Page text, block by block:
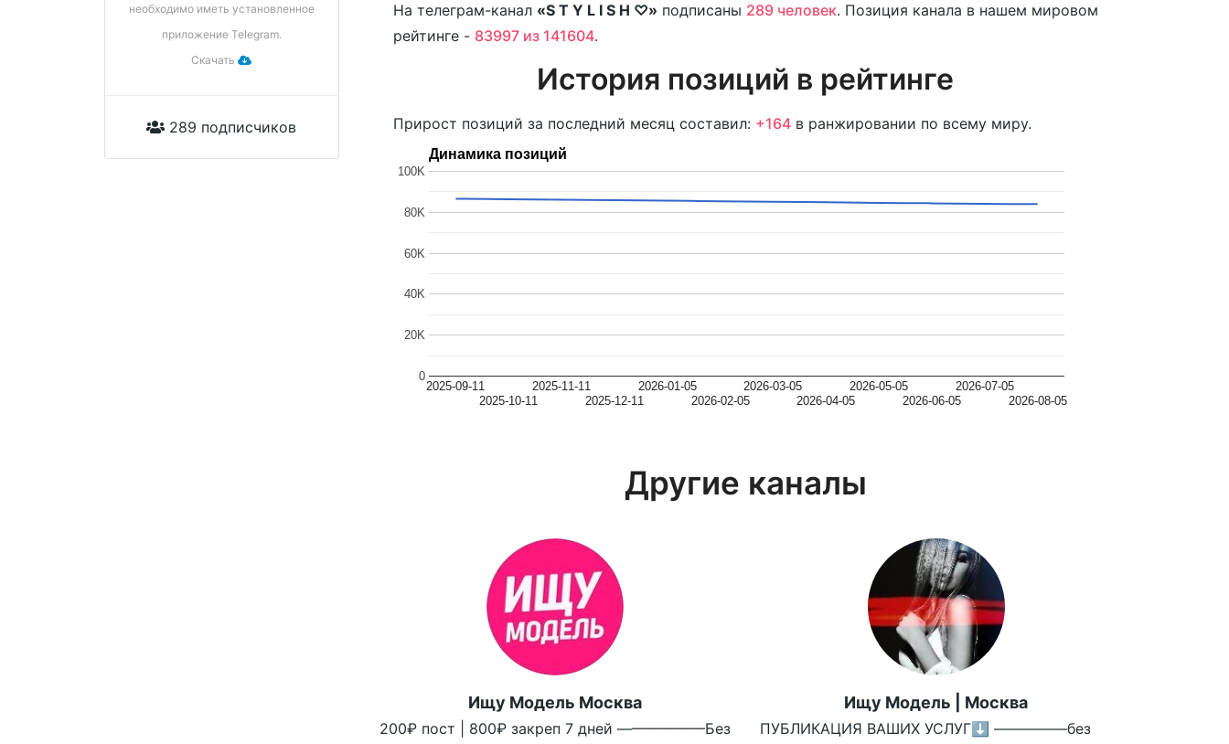
необходимо иметь установленное
приложение Telegram.
Скачать
289 подписчиков
На телеграм-канал «S T Y L I S H ♡» подписаны 289 человек. Позиция канала в нашем мировом
рейтинге - 83997 из 141604.
История позиций в рейтинге
Прирост позиций за последний месяц составил: +164в ранжировании по всему миру.
Динамика позиций
2025-09-11
2025-10-11
2025-11-11
2025-12-11
2026-01-05
2026-02-05
2026-03-05
2026-04-05
2026-05-05
2026-06-05
2026-07-05
2026-08-05
0
20K
40K
60K
80K
100K
Другие каналы
Ищу Модель Москва
200₽ пост | 800₽ закреп 7 дней ——————Без
Ищу Модель | Москва
ПУБЛИКАЦИЯ ВАШИХ УСЛУГ⬇️ —————без